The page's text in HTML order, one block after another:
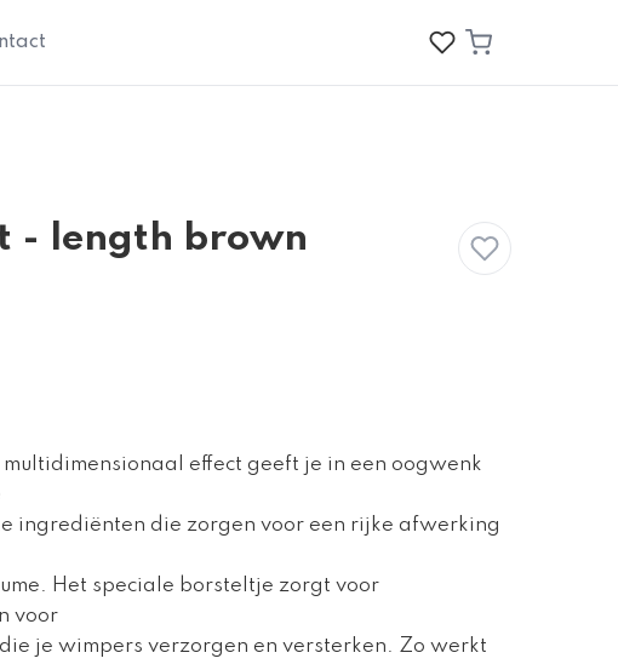
- length brown
effect geeft je in een oogwenk
ingrediënten die zorgen voor een rijke afwerking
Het speciale borsteltje zorgt voor
voor
je wimpers verzorgen en versterken. Zo werkt